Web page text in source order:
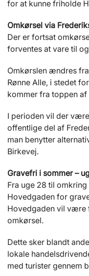
for at kunne friholde
Omkørsel via
Der er fortsat
forventes at vare til
Omkørslen ændres
Rønne Alle, i stedet
kommer fra toppen af
I perioden vil der
offentlige del af
man benytter
Birkevej.
Gravefri i sommer –
Fra uge 28 til
Hovedgaden for
Hovedgaden vil være
omkørsel.
Dette sker blandt
lokale
med turister gennem